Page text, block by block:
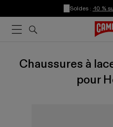
Soldes : -10 %
Chaussures à
pour